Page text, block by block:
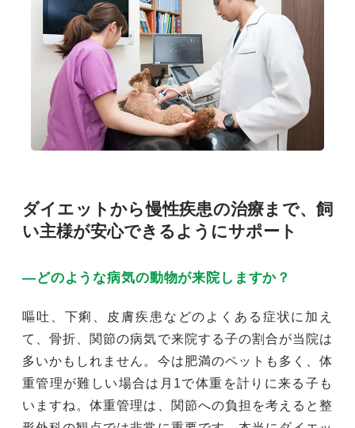
ダイエットから慢性疾患の治療まで、飼
い主様が安心できるようにサポート
―どのような病気の動物が来院しますか？
嘔吐、下痢、皮膚疾患などのよくある症状に加え
て、骨折、関節の病気で来院する子の割合が当院は
多いかもしれません。今は肥満のペットも多く、体
重管理が難しい場合は月1で体重を計りに来る子も
いますね。体重管理は、関節への負担を考えると整